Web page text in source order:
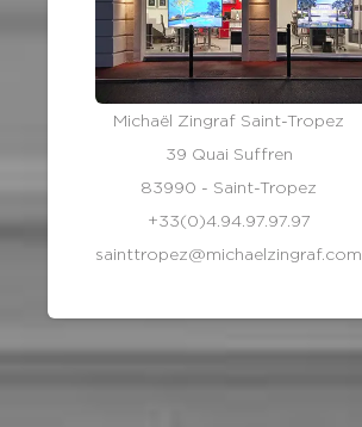
Michaël Zingraf Saint-Tropez
39 Quai Suffren
83990 - Saint-Tropez
+33(0)4.94.97.97.97
sainttropez@michaelzingraf.com